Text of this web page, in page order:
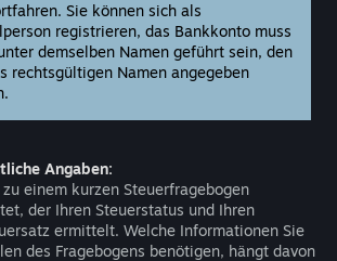
Sie können sich als
registrieren, das Bankkonto muss
demselben Namen geführt sein, den
rechtsgültigen Namen angegeben
Angaben:
einem kurzen Steuerfragebogen
der Ihren Steuerstatus und Ihren
ermittelt. Welche Informationen Sie
des Fragebogens benötigen, hängt davon